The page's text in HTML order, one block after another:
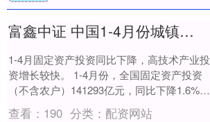
富鑫中证 中国1-4月份城镇固定资产投资下降1.6%，高技术产业投资增长6.1%
1-4月固定资产投资同比下降，高技术产业投
资增长较快。 1-4月份，全国固定资产投资
（不含农户）141293亿元，同比下降1.6%。
分领域看，基础设施投资同比....
查看： 190 分类： 配资网站